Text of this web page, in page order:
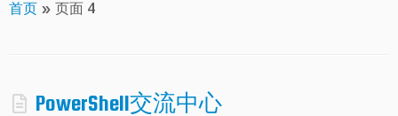
首页 » 页面 4
PowerShell交流中心